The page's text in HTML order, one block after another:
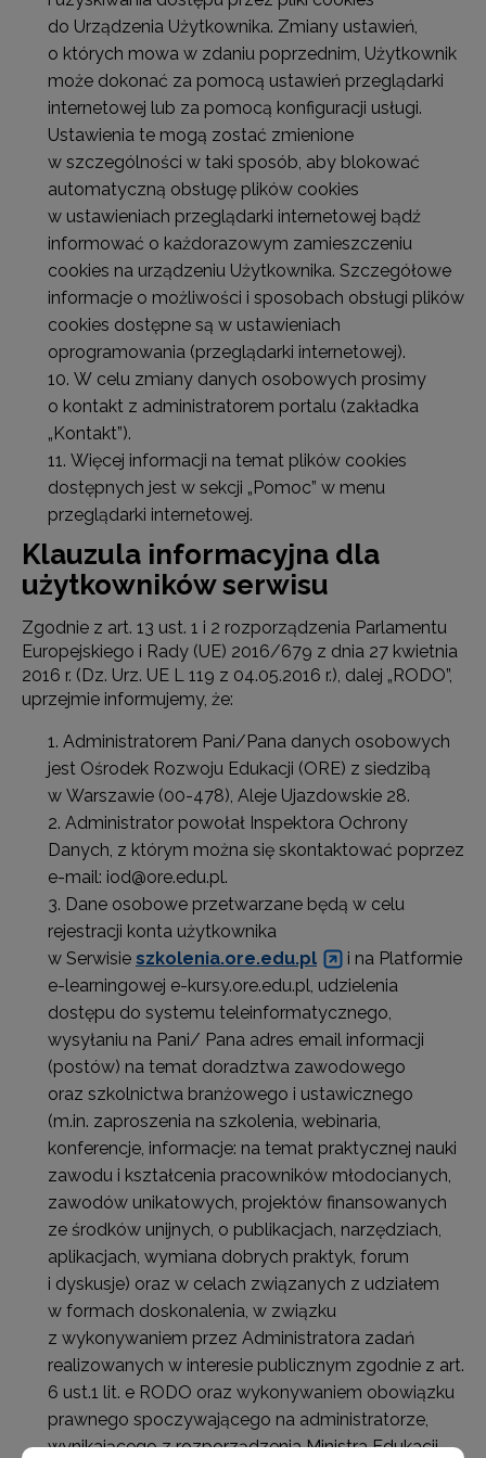
do Urządzenia Użytkownika. Zmiany ustawień,
o których mowa w zdaniu poprzednim, Użytkownik
może dokonać za pomocą ustawień przeglądarki
internetowej lub za pomocą konfiguracji usługi.
Ustawienia te mogą zostać zmienione
w szczególności w taki sposób, aby blokować
automatyczną obsługę plików cookies
w ustawieniach przeglądarki internetowej bądź
informować o każdorazowym zamieszczeniu
cookies na urządzeniu Użytkownika. Szczegółowe
informacje o możliwości i sposobach obsługi plików
cookies dostępne są w ustawieniach
oprogramowania (przeglądarki internetowej).
W celu zmiany danych osobowych prosimy
o kontakt z administratorem portalu (zakładka
„Kontakt”).
Więcej informacji na temat plików cookies
dostępnych jest w sekcji „Pomoc” w menu
przeglądarki internetowej.
Klauzula informacyjna dla
użytkowników serwisu
Zgodnie z art. 13 ust. 1 i 2 rozporządzenia Parlamentu
Europejskiego i Rady (UE) 2016/679 z dnia 27 kwietnia
2016 r. (Dz. Urz. UE L 119 z 04.05.2016 r.), dalej „RODO”,
uprzejmie informujemy, że:
Administratorem Pani/Pana danych osobowych
jest Ośrodek Rozwoju Edukacji (ORE) z siedzibą
w Warszawie (00-478), Aleje Ujazdowskie 28.
Administrator powołał Inspektora Ochrony
Danych, z którym można się skontaktować poprzez
e-mail: iod@ore.edu.pl.
Dane osobowe przetwarzane będą w celu
rejestracji konta użytkownika
w Serwisie szkolenia.ore.edu.pl
i na Platformie
e-learningowej e-kursy.ore.edu.pl, udzielenia
dostępu do systemu teleinformatycznego,
wysyłaniu na Pani/ Pana adres email informacji
(postów) na temat doradztwa zawodowego
oraz szkolnictwa branżowego i ustawicznego
(m.in. zaproszenia na szkolenia, webinaria,
konferencje, informacje: na temat praktycznej nauki
zawodu i kształcenia pracowników młodocianych,
zawodów unikatowych, projektów finansowanych
ze środków unijnych, o publikacjach, narzędziach,
aplikacjach, wymiana dobrych praktyk, forum
i dyskusje) oraz w celach związanych z udziałem
w formach doskonalenia, w związku
z wykonywaniem przez Administratora zadań
realizowanych w interesie publicznym zgodnie z art.
6 ust.1 lit. e RODO oraz wykonywaniem obowiązku
prawnego spoczywającego na administratorze,
wynikającego z rozporządzenia Ministra Edukacji